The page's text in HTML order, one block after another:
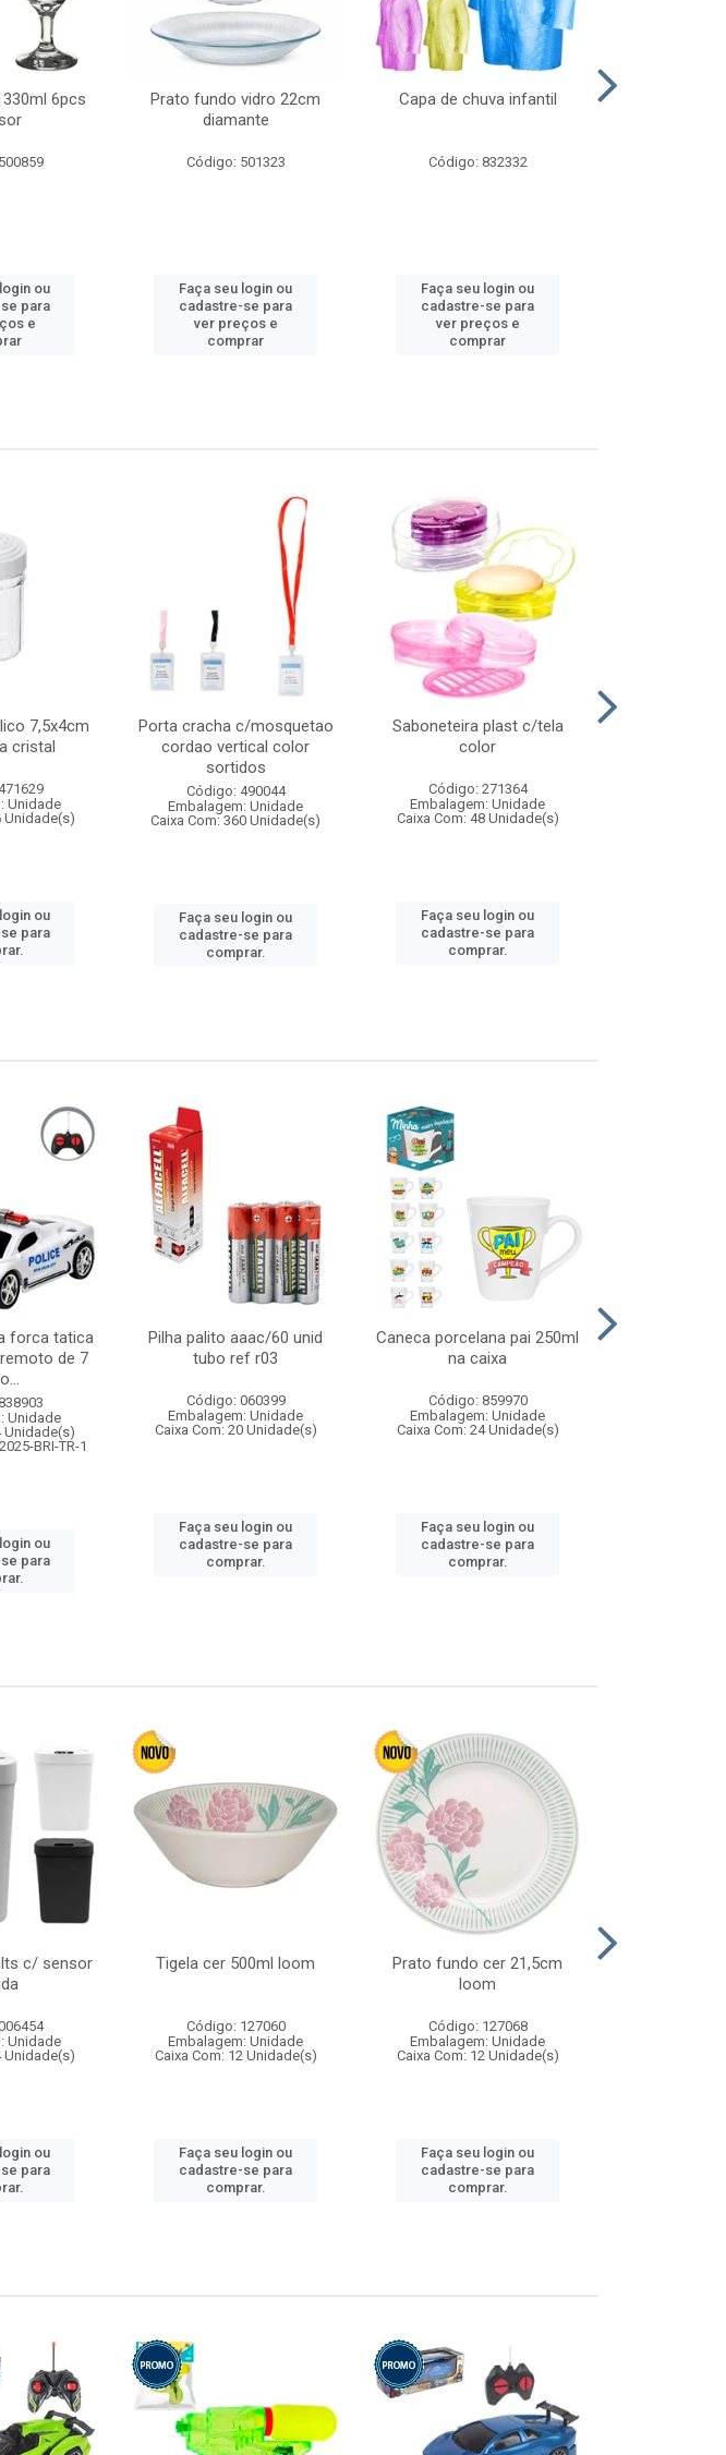
6pcs
ou
para
e
Prato fundo vidro 22cm
diamante
Código: 501323
Faça seu login ou
cadastre-se para
ver preços e
comprar
Capa de chuva infantil
Código: 832332
Faça seu login ou
cadastre-se para
ver preços e
comprar
7,5x4cm
cristal
Unidade
Unidade(s)
ou
para
Porta cracha c/mosquetao
cordao vertical color
sortidos
Código: 490044
Embalagem: Unidade
Caixa Com: 360 Unidade(s)
Faça seu login ou
cadastre-se para
comprar.
Saboneteira plast c/tela
color
Código: 271364
Embalagem: Unidade
Caixa Com: 48 Unidade(s)
Faça seu login ou
cadastre-se para
comprar.
forca tatica
de 7
Unidade
Unidade(s)
BRI-TR-1
ou
para
Pilha palito aaac/60 unid
tubo ref r03
Código: 060399
Embalagem: Unidade
Caixa Com: 20 Unidade(s)
Faça seu login ou
cadastre-se para
comprar.
Caneca porcelana pai 250ml
na caixa
Código: 859970
Embalagem: Unidade
Caixa Com: 24 Unidade(s)
Faça seu login ou
cadastre-se para
comprar.
c/ sensor
Unidade
Unidade(s)
ou
para
Tigela cer 500ml loom
Código: 127060
Embalagem: Unidade
Caixa Com: 12 Unidade(s)
Faça seu login ou
cadastre-se para
comprar.
Prato fundo cer 21,5cm
loom
Código: 127068
Embalagem: Unidade
Caixa Com: 12 Unidade(s)
Faça seu login ou
cadastre-se para
comprar.